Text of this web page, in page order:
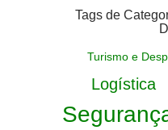
Tags de
Turismo e
Logística